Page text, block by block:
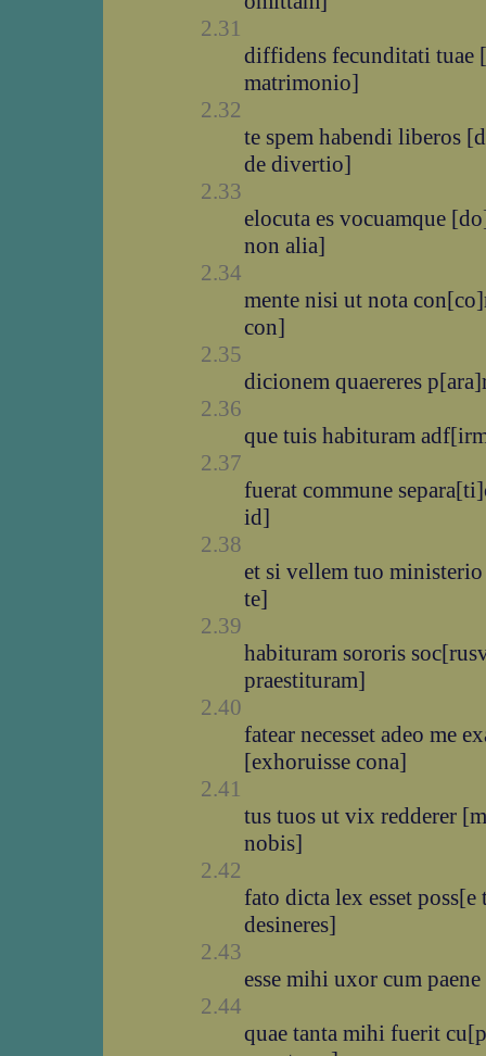
2.31
diffidens fecunditati tuae
matrimonio]
2.32
te spem habendi liberos
de divertio]
2.33
elocuta es vocuamque
non alia]
2.34
mente nisi ut nota
con]
2.35
dicionem quaereres
2.36
que tuis habituram
2.37
fuerat commune
id]
2.38
et si vellem tuo
te]
2.39
habituram sororis
praestituram]
2.40
fatear necesset adeo me
[exhoruisse cona]
2.41
tus tuos ut vix redderer
nobis]
2.42
fato dicta lex esset
desineres]
2.43
esse mihi uxor cum
2.44
quae tanta mihi fuerit